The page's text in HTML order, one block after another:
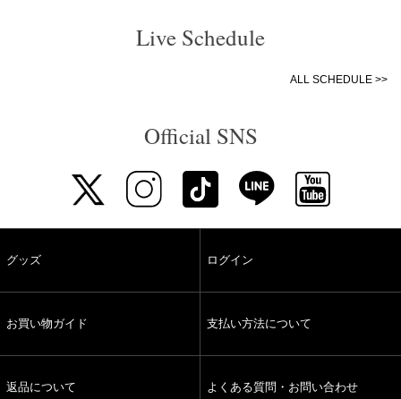
Live Schedule
ALL SCHEDULE >>
Official SNS
グッズ ログイン
お買い物ガイド 支払い方法について
返品について よくある質問・お問い合わせ